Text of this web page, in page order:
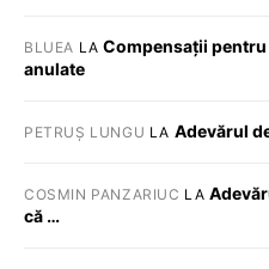
BLUEA LACompensații
anulate
PETRUȘ LUNGU LA Adevărul
COSMIN PANZARIUC LA
că …